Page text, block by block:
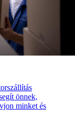
önnek,
minket és